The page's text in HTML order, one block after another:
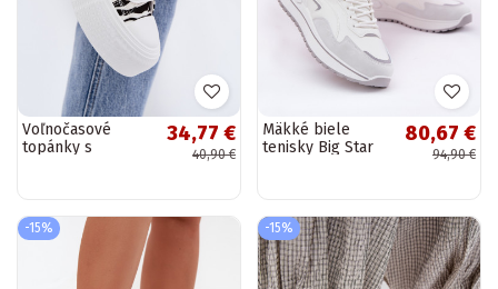
Voľnočasové
topánky s
34,77 €
40,90 €
Mäkké biele
tenisky Big Star
80,67 €
94,90 €
-15% -15%